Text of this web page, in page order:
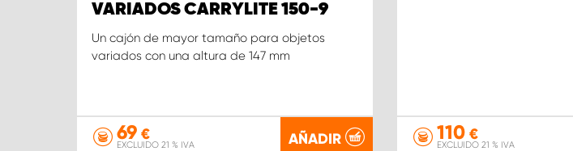
VARIADOS CARRYLITE 150-9
Un cajón de mayor tamaño para objetos
variados con una altura de 147 mm
69 €
EXCLUIDO 21 % IVA AÑADIR 110€
EXCLUIDO 21 % IVA